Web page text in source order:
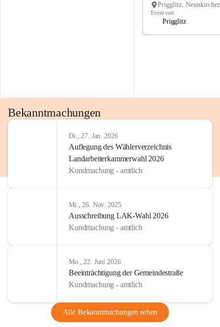
Event von
Prigglitz
Bekanntmachungen
Di., 27. Jan. 2026
Auflegung des Wählerverzeichnis
Landarbeiterkammerwahl 2026
Kundmachung - amtlich
Mi., 26. Nov. 2025
Ausschreibung LAK-Wahl 2026
Kundmachung - amtlich
Mo., 22. Juni 2026
Beeinträchtigung der Gemeindestraße
Kundmachung - amtlich
Alle Bekanntmachungen sehen